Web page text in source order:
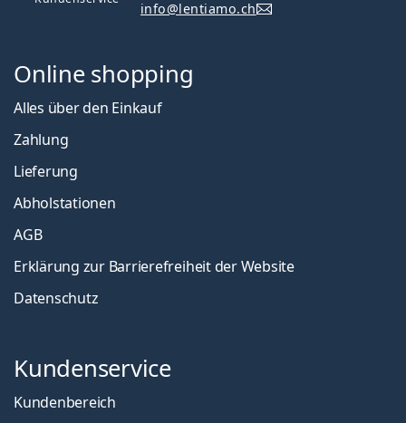
info@lentiamo.ch
Online shopping
Alles über den Einkauf
Zahlung
Lieferung
Abholstationen
AGB
Erklärung zur Barrierefreiheit der Website
Datenschutz
Kundenservice
Kundenbereich